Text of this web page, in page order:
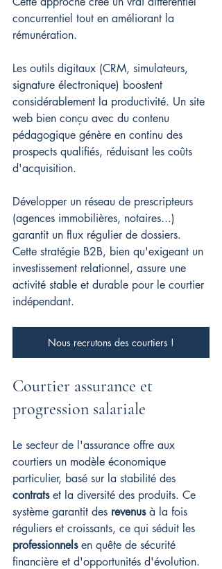
concurrentiel tout en améliorant la
rémunération.
Les outils digitaux (CRM, simulateurs,
signature électronique) boostent
considérablement la productivité. Un site
web bien conçu avec du contenu
pédagogique génère en continu des
prospects qualifiés, réduisant les coûts
d'acquisition.
Développer un réseau de prescripteurs
(agences immobilières, notaires...)
garantit un flux régulier de dossiers.
Cette stratégie B2B, bien qu'exigeant un
investissement relationnel, assure une
activité stable et durable pour le courtier
indépendant.
Nous recrutons des courtiers !
Courtier assurance et
progression salariale
Le secteur de l'assurance offre aux
courtiers un modèle économique
particulier, basé sur la stabilité des
contrats et la diversité des produits. Ce
système garantit des revenus à la fois
réguliers et croissants, ce qui séduit les
professionnels en quête de sécurité
financière et d'opportunités d'évolution.